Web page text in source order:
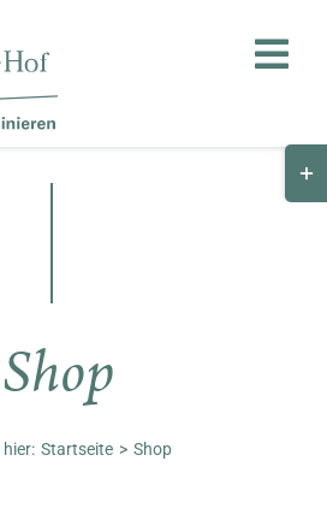
Unternehmen
Shop
hier: Startseite Shop